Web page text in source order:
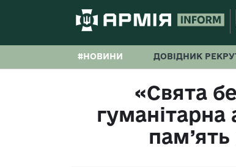
#НОВИНИ ДОВІДНИК
«Свята
гуманітарна
пам’ять